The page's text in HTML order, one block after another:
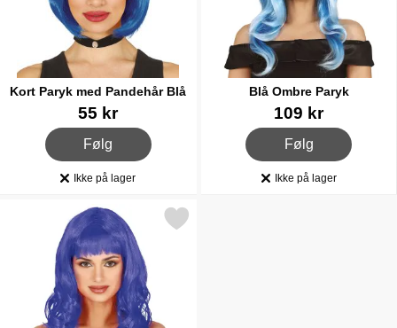
Kort Paryk med Pandehår Blå
Varenr 8561155 kr
Følg
, Kort Paryk med Pandehår Blå
Produkttilgængelighed:
Ikke på lager
Blå Ombre Paryk
Varenr 86090109 kr
Følg
, Blå Ombre Paryk
Produkttilgængelighed:
Ikke på lager
Markér blå Paryk med Krøller & Pandehår som favorit